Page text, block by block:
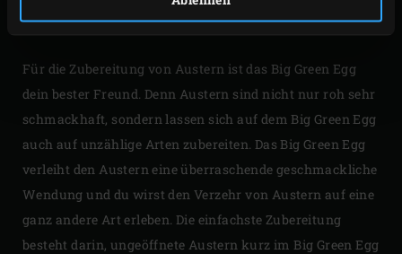
GREEN EGG
Für die Zubereitung von Austern ist das Big Green Egg
dein bester Freund. Denn Austern sind nicht nur roh sehr
schmackhaft, sondern lassen sich auf dem Big Green Egg
auch auf unzählige Arten zubereiten. Das Big Green Egg
verleiht den Austern eine überraschende geschmackliche
Wendung und du wirst den Verzehr von Austern auf eine
ganz andere Art erleben. Die einfachste Zubereitung
besteht darin, ungeöffnete Austern kurz im Big Green Egg